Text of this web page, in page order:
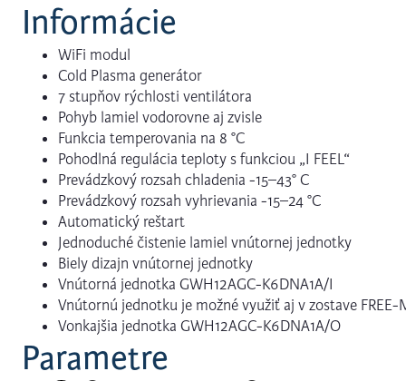
Informácie
WiFi modul
Cold Plasma generátor
7 stupňov rýchlosti ventilátora
Pohyb lamiel vodorovne aj zvisle
Funkcia temperovania na 8 °C
Pohodlná regulácia teploty s funkciou „I FEEL“
Prevádzkový rozsah chladenia -15–43° C
Prevádzkový rozsah vyhrievania -15–24 °C
Automatický reštart
Jednoduché čistenie lamiel vnútornej jednotky
Biely dizajn vnútornej jednotky
Vnútorná jednotka GWH12AGC-K6DNA1A/I
Vnútornú jednotku je možné využiť aj v zostave FREE-
Vonkajšia jednotka GWH12AGC-K6DNA1A/O
Parametre